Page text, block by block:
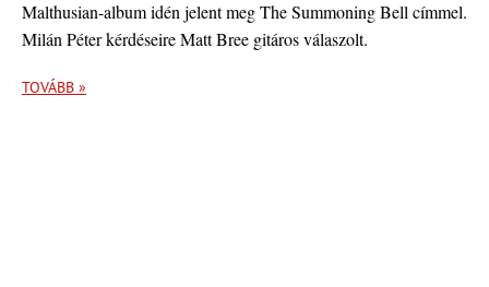
Malthusian-album idén jelent meg The Summoning Bell címmel.
Milán Péter kérdéseire Matt Bree gitáros válaszolt.
TOVÁBB »